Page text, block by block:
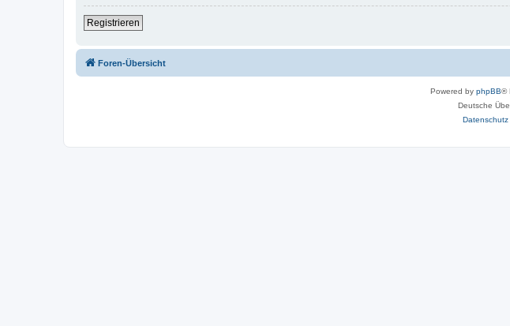
Registrieren
Foren-Übersicht
Powered by phpBB®
Deutsche
Datenschutz